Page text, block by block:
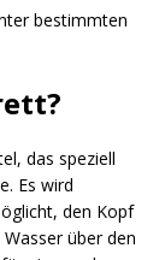
bestimmten
das speziell
Es wird
den Kopf
über den